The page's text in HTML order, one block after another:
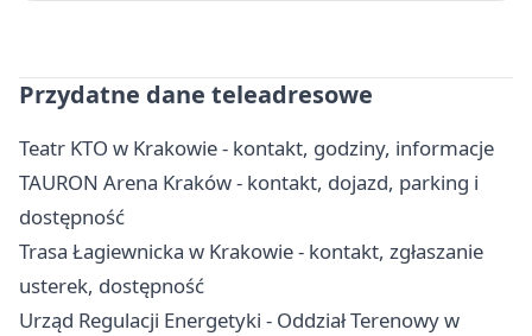
Przydatne dane teleadresowe
Teatr KTO w Krakowie - kontakt, godziny, informacje
TAURON Arena Kraków - kontakt, dojazd, parking i
dostępność
Trasa Łagiewnicka w Krakowie - kontakt, zgłaszanie
usterek, dostępność
Urząd Regulacji Energetyki - Oddział Terenowy w